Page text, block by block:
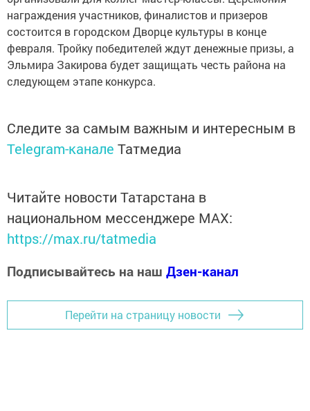
награждения участников, финалистов и призеров
состоится в городском Дворце культуры в конце
февраля. Тройку победителей ждут денежные призы, а
Эльмира Закирова будет защищать честь района на
следующем этапе конкурса.
Следите за самым важным и интересным в
Telegram-канале Татмедиа
Читайте новости Татарстана в
национальном мессенджере MАХ:
https://max.ru/tatmedia
Подписывайтесь на наш Дзен-канал
Перейти на страницу новости